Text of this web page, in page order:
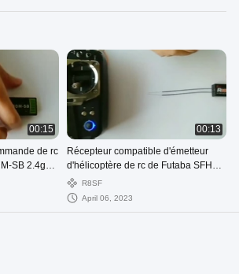
00:15
de rc
SB 2.4g
00:13
Récepteur compatible d'émetteur
d'hélicoptère de rc de Futaba SFHSS
de canaux de la couronne R8SF 2.4g
8
R8SF
April 06, 2023